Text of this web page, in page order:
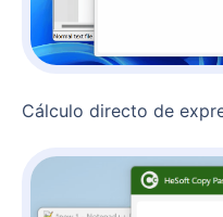
Cálculo directo de